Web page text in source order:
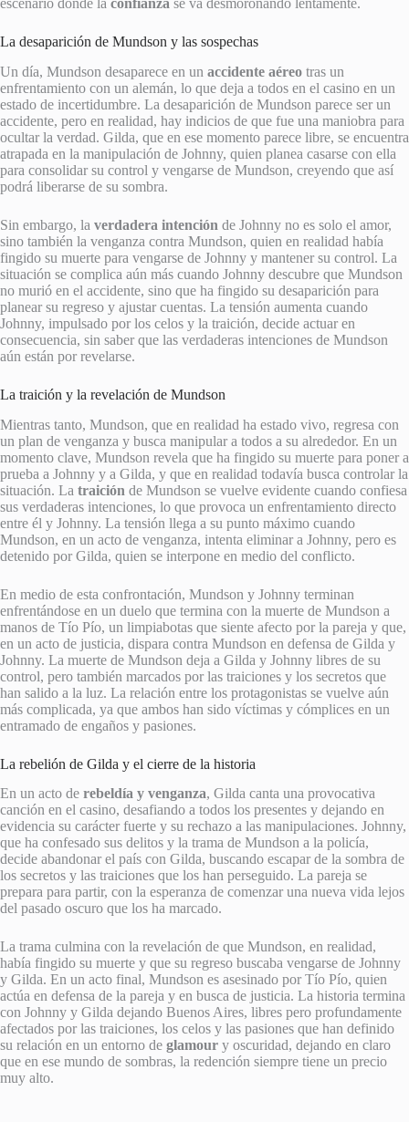
escenario donde la confianza se va desmoronando lentamente.
La desaparición de Mundson y las sospechas
Un día, Mundson desaparece en un accidente aéreo tras un
enfrentamiento con un alemán, lo que deja a todos en el casino en un
estado de incertidumbre. La desaparición de Mundson parece ser un
accidente, pero en realidad, hay indicios de que fue una maniobra para
ocultar la verdad. Gilda, que en ese momento parece libre, se encuentra
atrapada en la manipulación de Johnny, quien planea casarse con ella
para consolidar su control y vengarse de Mundson, creyendo que así
podrá liberarse de su sombra.
Sin embargo, la verdadera intención de Johnny no es solo el amor,
sino también la venganza contra Mundson, quien en realidad había
fingido su muerte para vengarse de Johnny y mantener su control. La
situación se complica aún más cuando Johnny descubre que Mundson
no murió en el accidente, sino que ha fingido su desaparición para
planear su regreso y ajustar cuentas. La tensión aumenta cuando
Johnny, impulsado por los celos y la traición, decide actuar en
consecuencia, sin saber que las verdaderas intenciones de Mundson
aún están por revelarse.
La traición y la revelación de Mundson
Mientras tanto, Mundson, que en realidad ha estado vivo, regresa con
un plan de venganza y busca manipular a todos a su alrededor. En un
momento clave, Mundson revela que ha fingido su muerte para poner a
prueba a Johnny y a Gilda, y que en realidad todavía busca controlar la
situación. La traición de Mundson se vuelve evidente cuando confiesa
sus verdaderas intenciones, lo que provoca un enfrentamiento directo
entre él y Johnny. La tensión llega a su punto máximo cuando
Mundson, en un acto de venganza, intenta eliminar a Johnny, pero es
detenido por Gilda, quien se interpone en medio del conflicto.
En medio de esta confrontación, Mundson y Johnny terminan
enfrentándose en un duelo que termina con la muerte de Mundson a
manos de Tío Pío, un limpiabotas que siente afecto por la pareja y que,
en un acto de justicia, dispara contra Mundson en defensa de Gilda y
Johnny. La muerte de Mundson deja a Gilda y Johnny libres de su
control, pero también marcados por las traiciones y los secretos que
han salido a la luz. La relación entre los protagonistas se vuelve aún
más complicada, ya que ambos han sido víctimas y cómplices en un
entramado de engaños y pasiones.
La rebelión de Gilda y el cierre de la historia
En un acto de rebeldía y venganza, Gilda canta una provocativa
canción en el casino, desafiando a todos los presentes y dejando en
evidencia su carácter fuerte y su rechazo a las manipulaciones. Johnny,
que ha confesado sus delitos y la trama de Mundson a la policía,
decide abandonar el país con Gilda, buscando escapar de la sombra de
los secretos y las traiciones que los han perseguido. La pareja se
prepara para partir, con la esperanza de comenzar una nueva vida lejos
del pasado oscuro que los ha marcado.
La trama culmina con la revelación de que Mundson, en realidad,
había fingido su muerte y que su regreso buscaba vengarse de Johnny
y Gilda. En un acto final, Mundson es asesinado por Tío Pío, quien
actúa en defensa de la pareja y en busca de justicia. La historia termina
con Johnny y Gilda dejando Buenos Aires, libres pero profundamente
afectados por las traiciones, los celos y las pasiones que han definido
su relación en un entorno de glamour y oscuridad, dejando en claro
que en ese mundo de sombras, la redención siempre tiene un precio
muy alto.